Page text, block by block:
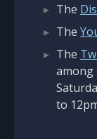
The
The
The
among
to